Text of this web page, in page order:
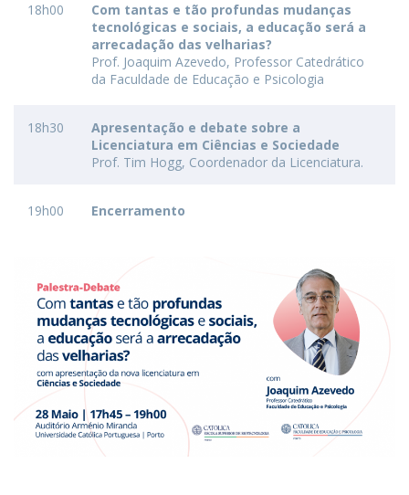
18h00
Com tantas e tão profundas mudanças
tecnológicas e sociais, a educação será a
arrecadação das velharias?
Prof. Joaquim Azevedo, Professor Catedrático
da Faculdade de Educação e Psicologia
18h30
Apresentação e debate sobre a
Licenciatura em Ciências e Sociedade
Prof. Tim Hogg, Coordenador da Licenciatura.
19h00 Encerramento